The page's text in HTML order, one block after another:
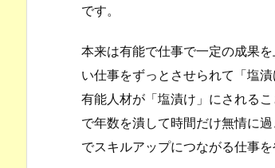
です。
本来は有能で仕事で一定の成果
い仕事をずっとさせられて「塩
有能人材が「塩漬け」にされる
で年数を潰して時間だけ無情に
でスキルアップにつながる仕事